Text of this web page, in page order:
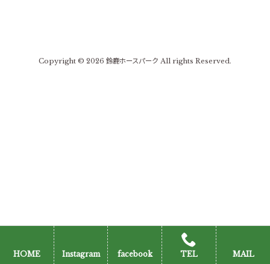
Copyright © 2026 鈴鹿ホースパーク All rights Reserved.
HOME Instagram facebook TEL MAIL